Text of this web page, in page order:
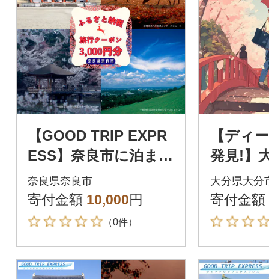
【GOOD TRIP EXPR
ESS】奈良市に泊まる
旅行クーポン【3,000
円分】
奈良県奈良市
寄付金額 10,000円
（0件）
【ディ
発見!】
で使え
ーポン
分】
大分県大分
寄付金額